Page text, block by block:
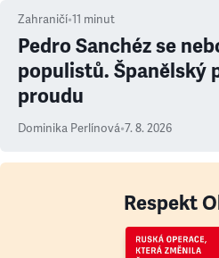
Zahraničí•11 minut
Pedro Sanchéz se
populistů. Španělský
proudu
Dominika Perlínová•7. 8. 2026
Respekt